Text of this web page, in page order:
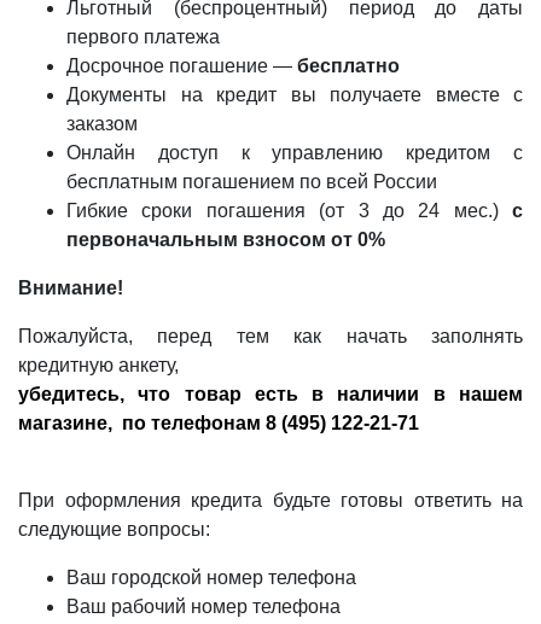
Льготный (беспроцентный) период до даты
первого платежа
Досрочное погашение — бесплатно
Документы на кредит вы получаете вместе с
заказом
Онлайн доступ к управлению кредитом с
бесплатным погашением по всей России
Гибкие сроки погашения (от 3 до 24 мес.) с
первоначальным взносом от 0%
Внимание!
Пожалуйста, перед тем как начать заполнять
кредитную анкету,
убедитесь, что товар есть в наличии в нашем
магазине, по телефонам 8 (495) 122-21-71
При оформления кредита будьте готовы ответить на
следующие вопросы:
Ваш городской номер телефона
Ваш рабочий номер телефона